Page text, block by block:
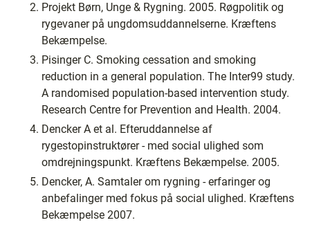
Projekt Børn, Unge & Rygning. 2005. Røgpolitik og
rygevaner på ungdomsuddannelserne. Kræftens
Bekæmpelse.
Pisinger C. Smoking cessation and smoking
reduction in a general population. The Inter99 study.
A randomised population-based intervention study.
Research Centre for Prevention and Health. 2004.
Dencker A et al. Efteruddannelse af
rygestopinstruktører - med social ulighed som
omdrejningspunkt. Kræftens Bekæmpelse. 2005.
Dencker, A. Samtaler om rygning - erfaringer og
anbefalinger med fokus på social ulighed. Kræftens
Bekæmpelse 2007.